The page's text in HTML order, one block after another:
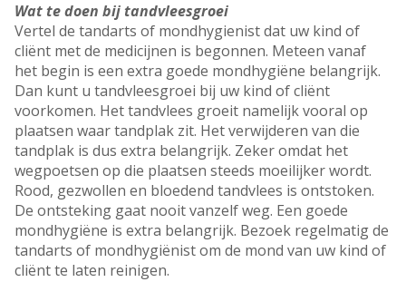
Wat te doen bij tandvleesgroei
Vertel de tandarts of mondhygienist dat uw kind of
cliënt met de medicijnen is begonnen. Meteen vanaf
het begin is een extra goede mondhygiëne belangrijk.
Dan kunt u tandvleesgroei bij uw kind of cliënt
voorkomen. Het tandvlees groeit namelijk vooral op
plaatsen waar tandplak zit. Het verwijderen van die
tandplak is dus extra belangrijk. Zeker omdat het
wegpoetsen op die plaatsen steeds moeilijker wordt.
Rood, gezwollen en bloedend tandvlees is ontstoken.
De ontsteking gaat nooit vanzelf weg. Een goede
mondhygiëne is extra belangrijk. Bezoek regelmatig de
tandarts of mondhygiënist om de mond van uw kind of
cliënt te laten reinigen.